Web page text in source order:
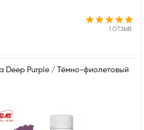
1 ОТЗЫВ
Deep Purple / Тёмно-фиолетовый